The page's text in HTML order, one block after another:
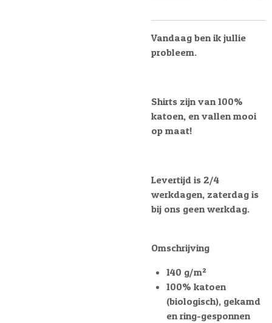
Vandaag ben ik jullie
probleem.
Shirts zijn van 100%
katoen, en vallen mooi
op maat!
Levertijd is 2/4
werkdagen, zaterdag is
bij ons geen werkdag.
Omschrijving
140 g/m²
100% katoen
(biologisch), gekamd
en ring-gesponnen